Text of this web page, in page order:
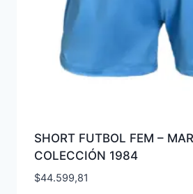
SHORT FUTBOL FEM –
COLECCIÓN 1984
$44.599,81